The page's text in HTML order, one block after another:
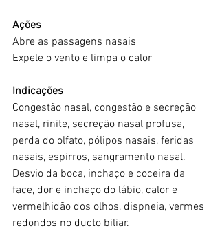
Ações
Abre as passagens nasais
Expele o vento e limpa o calor
Indicações
Congestão nasal, congestão e secreção
nasal, rinite, secreção nasal profusa,
perda do olfato, pólipos nasais, feridas
nasais, espirros, sangramento nasal.
Desvio da boca, inchaço e coceira da
face, dor e inchaço do lábio, calor e
vermelhidão dos olhos, dispneia, vermes
redondos no ducto biliar.